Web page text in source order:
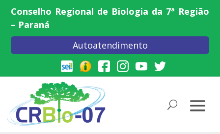
Conselho Regional de Biologia da 7ª Região
– Paraná
Autoatendimento